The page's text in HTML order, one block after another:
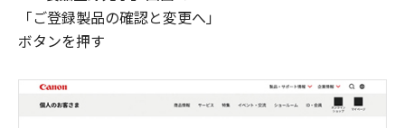
「ご登録製品の確認と変更へ」
ボタンを押す